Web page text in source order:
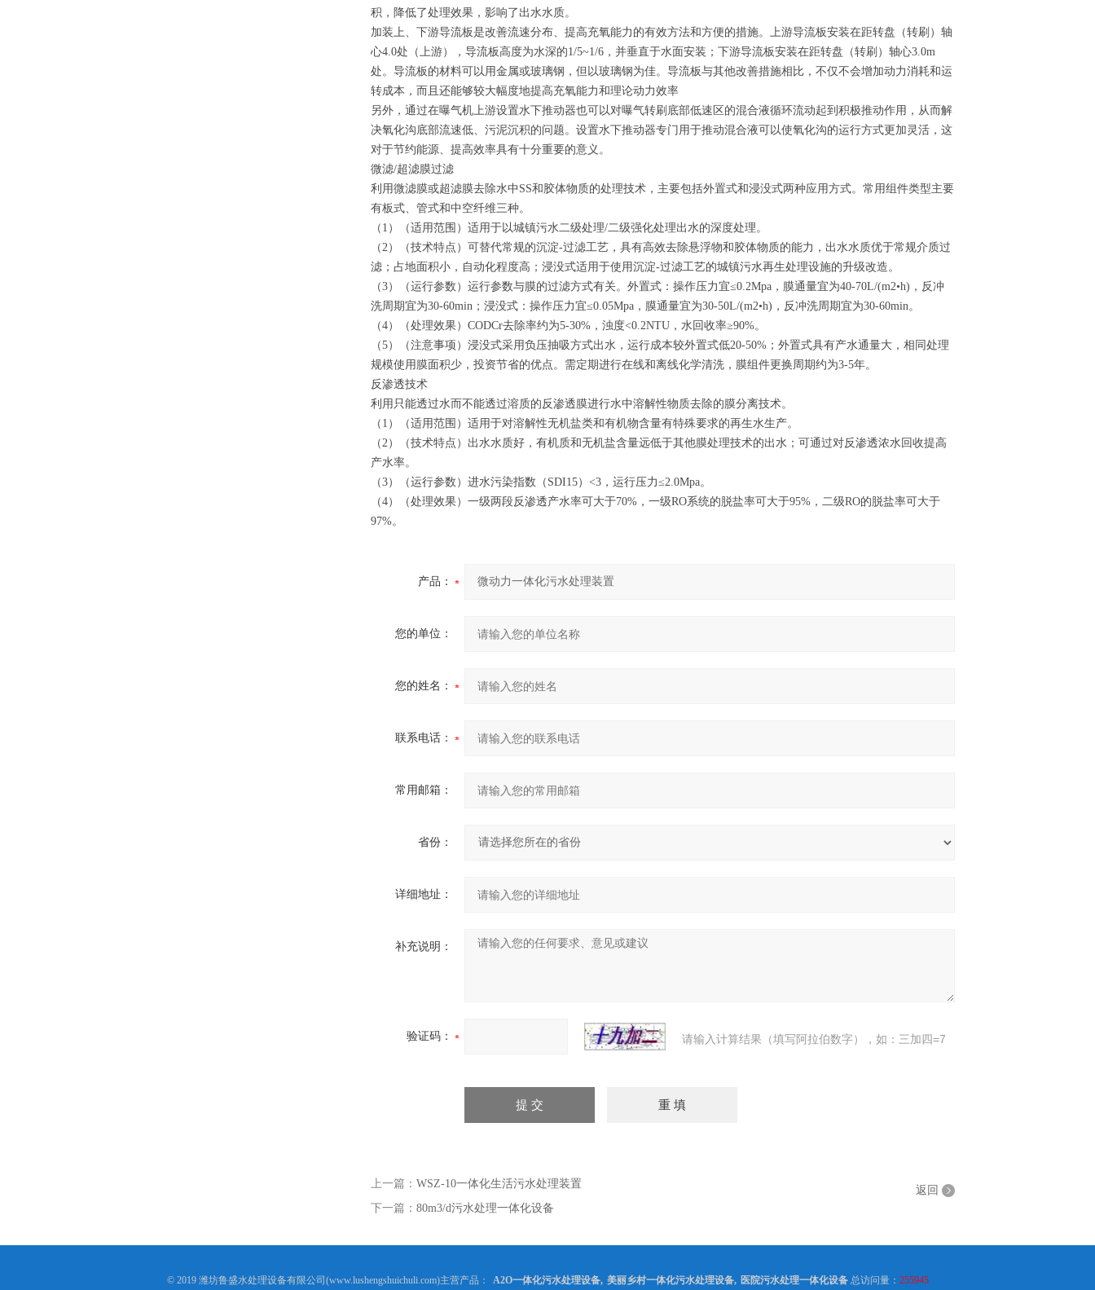
积，降低了处理效果，影响了出水水质。
加装上、下游导流板是改善流速分布、提高充氧能力的有效方法和方便的措施。上游导流板安装在距转盘（转刷）轴
心4.0处（上游），导流板高度为水深的1/5~1/6，并垂直于水面安装；下游导流板安装在距转盘（转刷）轴心3.0m
处。导流板的材料可以用金属或玻璃钢，但以玻璃钢为佳。导流板与其他改善措施相比，不仅不会增加动力消耗和运
转成本，而且还能够较大幅度地提高充氧能力和理论动力效率
另外，通过在曝气机上游设置水下推动器也可以对曝气转刷底部低速区的混合液循环流动起到积极推动作用，从而解
决氧化沟底部流速低、污泥沉积的问题。设置水下推动器专门用于推动混合液可以使氧化沟的运行方式更加灵活，这
对于节约能源、提高效率具有十分重要的意义。
微滤/超滤膜过滤
利用微滤膜或超滤膜去除水中SS和胶体物质的处理技术，主要包括外置式和浸没式两种应用方式。常用组件类型主要
有板式、管式和中空纤维三种。
（1）（适用范围）适用于以城镇污水二级处理/二级强化处理出水的深度处理。
（2）（技术特点）可替代常规的沉淀-过滤工艺，具有高效去除悬浮物和胶体物质的能力，出水水质优于常规介质过
滤；占地面积小，自动化程度高；浸没式适用于使用沉淀-过滤工艺的城镇污水再生处理设施的升级改造。
（3）（运行参数）运行参数与膜的过滤方式有关。外置式：操作压力宜≤0.2Mpa，膜通量宜为40-70L/(m2•h)，反冲
洗周期宜为30-60min；浸没式：操作压力宜≤0.05Mpa，膜通量宜为30-50L/(m2•h)，反冲洗周期宜为30-60min。
（4）（处理效果）CODCr去除率约为5-30%，浊度<0.2NTU，水回收率≥90%。
（5）（注意事项）浸没式采用负压抽吸方式出水，运行成本较外置式低20-50%；外置式具有产水通量大，相同处理
规模使用膜面积少，投资节省的优点。需定期进行在线和离线化学清洗，膜组件更换周期约为3-5年。
反渗透技术
利用只能透过水而不能透过溶质的反渗透膜进行水中溶解性物质去除的膜分离技术。
（1）（适用范围）适用于对溶解性无机盐类和有机物含量有特殊要求的再生水生产。
（2）（技术特点）出水水质好，有机质和无机盐含量远低于其他膜处理技术的出水；可通过对反渗透浓水回收提高
产水率。
（3）（运行参数）进水污染指数（SDI15）<3，运行压力≤2.0Mpa。
（4）（处理效果）一级两段反渗透产水率可大于70%，一级RO系统的脱盐率可大于95%，二级RO的脱盐率可大于
97%。
产品：
您的单位：
您的姓名：
联系电话：
常用邮箱：
省份：
详细地址：
补充说明：
验证码： 请输入计算结果（填写阿拉伯数字），如：三加四=7
上一篇： WSZ-10一体化生活污水处理装置
下一篇： 80m3/d污水处理一体化设备
返回
© 2019 潍坊鲁盛水处理设备有限公司(www.lushengshuichuli.com)主营产品： A2O一体化污水处理设备, 美丽乡村一体化污水处理设备, 医院污水处理一体化设备总访问量： 255945